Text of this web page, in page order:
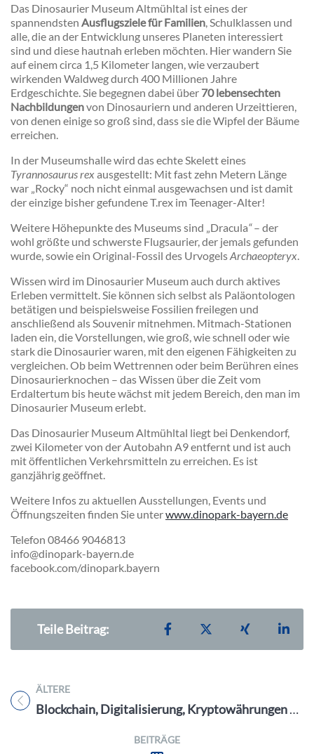
Das Dinosaurier Museum Altmühltal ist eines der
spannendsten Ausflugsziele für Familien, Schulklassen und
alle, die an der Entwicklung unseres Planeten interessiert
sind und diese hautnah erleben möchten. Hier wandern Sie
auf einem circa 1,5 Kilometer langen, wie verzaubert
wirkenden Waldweg durch 400 Millionen Jahre
Erdgeschichte. Sie begegnen dabei über 70 lebensechten
Nachbildungenvon Dinosauriern und anderen Urzeittieren,
von denen einige so groß sind, dass sie die Wipfel der Bäume
erreichen.
In der Museumshalle wird das echte Skelett eines
Tyrannosaurus rexausgestellt: Mit fast zehn Metern Länge
war „Rocky“ noch nicht einmal ausgewachsen und ist damit
der einzige bisher gefundene T.rex im Teenager-Alter!
Weitere Höhepunkte des Museums sind „Dracula“– der
wohl größte und schwerste Flugsaurier, der jemals gefunden
wurde, sowie ein Original-Fossil des UrvogelsArchaeopteryx.
Wissen wird im Dinosaurier Museum auch durch aktives
Erleben vermittelt. Sie können sich selbst als Paläontologen
betätigen und beispielsweise Fossilien freilegen und
anschließend als Souvenir mitnehmen. Mitmach-Stationen
laden ein, die Vorstellungen, wie groß, wie schnell oder wie
stark die Dinosaurier waren, mit den eigenen Fähigkeiten zu
vergleichen. Ob beim Wettrennen oder beim Berühren eines
Dinosaurierknochen – das Wissen über die Zeit vom
Erdaltertum bis heute wächst mit jedem Bereich, den man im
Dinosaurier Museum erlebt.
Das Dinosaurier Museum Altmühltal liegt bei Denkendorf,
zwei Kilometer von der Autobahn A9 entfernt und ist auch
mit öffentlichen Verkehrsmitteln zu erreichen. Es ist
ganzjährig geöffnet.
Weitere Infos zu aktuellen Ausstellungen, Events und
Öffnungszeiten finden Sie unterwww.dinopark-bayern.de
Telefon 08466 9046813
info@dinopark-bayern.de
facebook.com/dinopark.bayern
Teile Beitrag: Teilen auf Facebook
Teilen auf XTeilen auf
ÄLTERE
Titel für Beitrag
Blockchain, Digitalisierung, Kryptowährungen – die Zukunft ist jetzt
BEITRÄGE